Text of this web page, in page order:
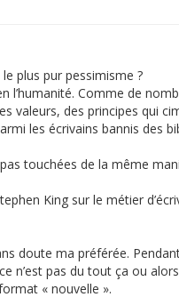
plus pur pessimisme ?
l’humanité. Comme de
valeurs, des principes qui
les écrivains bannis des
touchées de la même
King sur le métier
doute ma préférée.
n’est pas du tout ça ou
« nouvelle ».